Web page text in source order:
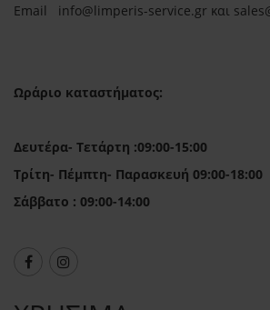
Email info@limperis-service.gr και
Ωράριο καταστήματος:
Δευτέρα- Τετάρτη :09:00-15:00
Τρίτη- Πέμπτη- Παρασκευή 09:00-18:00
Σάββατο : 09:00-14:00